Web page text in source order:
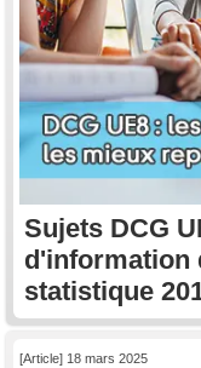
Sujets DCG
d'information
statistique
[Article] 18 mars 2025